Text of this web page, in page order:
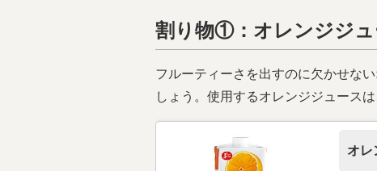
割り物①：オレンジジュ
フルーティーさを出すのに欠かせな
しょう。使用するオレンジジュース
オレ